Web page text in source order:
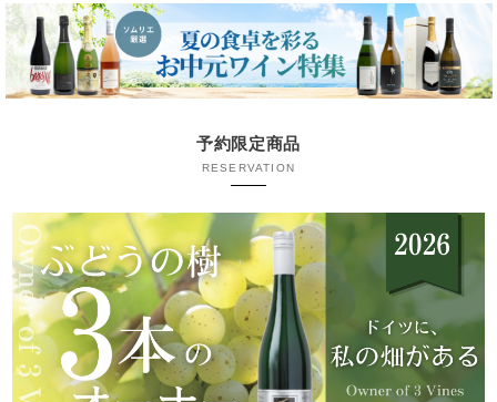
予約限定商品
RESERVATION